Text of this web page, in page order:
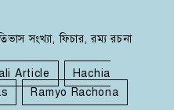
সংখ্যা,ফিচার,রম্য রচনা
Article
Hachia
Ramyo Rachona